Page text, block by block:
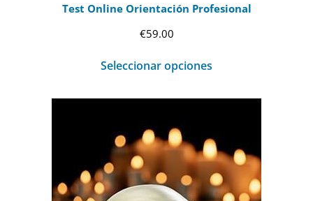
Test Online Orientación Profesional
€59.00
Seleccionar opciones